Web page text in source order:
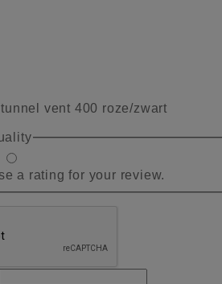
vent 400 roze/zwart
a rating for your review.